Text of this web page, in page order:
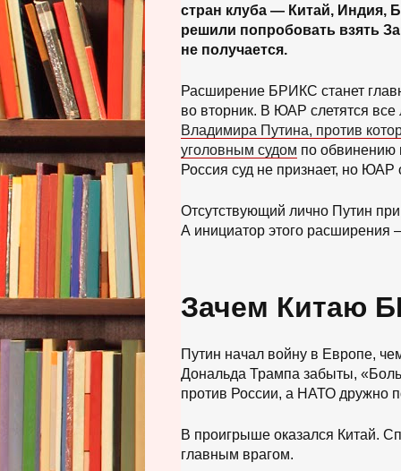
стран клуба — Китай, Индия,
решили попробовать взять
не получается.
Расширение БРИКС станет
во вторник. В ЮАР слетятся все
Владимира Путина, против
уголовным судом по обвинению
Россия суд не признает, но ЮАР
Отсутствующий лично Путин
А инициатор этого расширения
Зачем Китаю
Путин начал войну в Европе,
Дональда Трампа забыты,
против России, а НАТО дружно
В проигрыше оказался Китай.
главным врагом.